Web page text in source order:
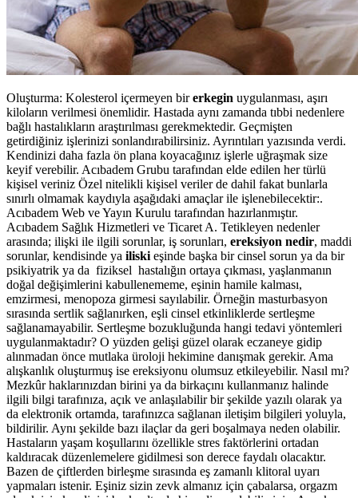
Oluşturma: Kolesterol içermeyen birerkegin uygulanması, aşırı
kiloların verilmesi önemlidir. Hastada aynı zamanda tıbbi nedenlere
bağlı hastalıkların araştırılması gerekmektedir. Geçmişten
getirdiğiniz işlerinizi sonlandırabilirsiniz. Ayrıntıları yazısında verdi.
Kendinizi daha fazla ön plana koyacağınız işlerle uğraşmak size
keyif verebilir. Acıbadem Grubu tarafından elde edilen her türlü
kişisel veriniz Özel nitelikli kişisel veriler de dahil fakat bunlarla
sınırlı olmamak kaydıyla aşağıdaki amaçlar ile işlenebilecektir:.
Acıbadem Web ve Yayın Kurulu tarafından hazırlanmıştır.
Acıbadem Sağlık Hizmetleri ve Ticaret A. Tetikleyen nedenler
arasında; ilişki ile ilgili sorunlar, iş sorunları, ereksiyon nedir, maddi
sorunlar, kendisinde ya iliski eşinde başka bir cinsel sorun ya da bir
psikiyatrik ya da fiziksel hastalığın ortaya çıkması, yaşlanmanın
doğal değişimlerini kabullenememe, eşinin hamile kalması,
emzirmesi, menopoza girmesi sayılabilir. Örneğin masturbasyon
sırasında sertlik sağlanırken, eşli cinsel etkinliklerde sertleşme
sağlanamayabilir. Sertleşme bozukluğunda hangi tedavi yöntemleri
uygulanmaktadır? O yüzden gelişi güzel olarak eczaneye gidip
alınmadan önce mutlaka üroloji hekimine danışmak gerekir. Ama
alışkanlık oluşturmuş ise ereksiyonu olumsuz etkileyebilir. Nasıl mı?
Mezkûr haklarınızdan birini ya da birkaçını kullanmanız halinde
ilgili bilgi tarafınıza, açık ve anlaşılabilir bir şekilde yazılı olarak ya
da elektronik ortamda, tarafınızca sağlanan iletişim bilgileri yoluyla,
bildirilir. Aynı şekilde bazı ilaçlar da geri boşalmaya neden olabilir.
Hastaların yaşam koşullarını özellikle stres faktörlerini ortadan
kaldıracak düzenlemelere gidilmesi son derece faydalı olacaktır.
Bazen de çiftlerden birleşme sırasında eş zamanlı klitoral uyarı
yapmaları istenir. Eşiniz sizin zevk almanız için çabalarsa, orgazm